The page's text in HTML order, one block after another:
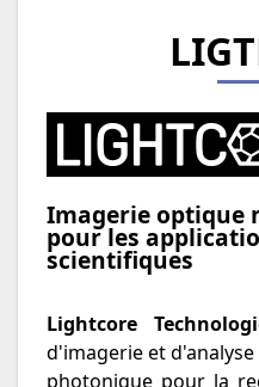
Imagerie optique
pour les
scientifiques
Lightcore
d'imagerie et
photonique pour la